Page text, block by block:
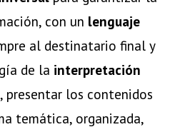
con un lenguaje
al destinatario final y
de la interpretación
presentar los contenidos
temática, organizada,